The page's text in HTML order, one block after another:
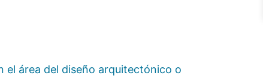
el área del diseño arquitectónico o